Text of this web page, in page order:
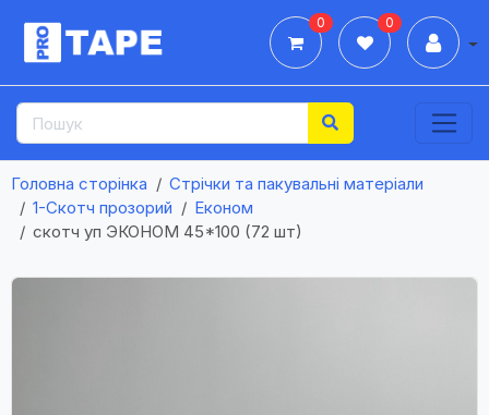
0 0
Головна сторінка
Стрічки та пакувальні матеріали
1-Cкотч прозорий
Економ
скотч уп ЭКОНОМ 45*100 (72 шт)